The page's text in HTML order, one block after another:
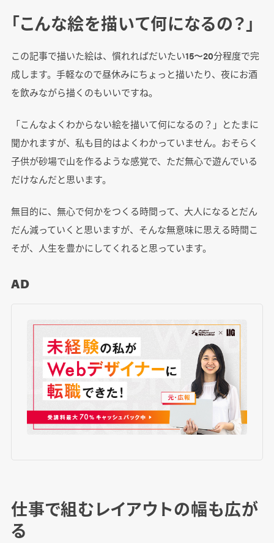
「こんな絵を描いて何になるの？」
この記事で描いた絵は、慣れればだいたい15〜20分程度で完
成します。手軽なので昼休みにちょっと描いたり、夜にお酒
を飲みながら描くのもいいですね。
「こんなよくわからない絵を描いて何になるの？」とたまに
聞かれますが、私も目的はよくわかっていません。おそらく
子供が砂場で山を作るような感覚で、ただ無心で遊んでいる
だけなんだと思います。
無目的に、無心で何かをつくる時間って、大人になるとだん
だん減っていくと思いますが、そんな無意味に思える時間こ
そが、人生を豊かにしてくれると思っています。
AD
仕事で組むレイアウトの幅も広が
る